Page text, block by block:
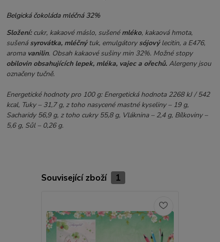
Belgická čokoláda mléčná 32%
Složení:cukr, kakaové máslo, sušenémléko, kakaová hmota,
sušenásyrovátka, mléčnýtuk, emulgátorysójovýlecitin, a E476,
aroma vanilin. Obsah kakaové sušiny min 32%. Možné stopy
obilovin obsahujících lepek, mléka, vajec a ořechů. Alergeny jsou
označeny tučně.
Energetické hodnoty pro 100 g: Energetická hodnota 2268 kJ / 542
kcal, Tuky – 31,7 g, z toho nasycené mastné kyseliny – 19 g,
Sacharidy 56,9 g, z toho cukry 55,8 g, Vláknina – 2,4 g, Bílkoviny –
5,6 g, Sůl – 0,26 g.
Související zboží 1